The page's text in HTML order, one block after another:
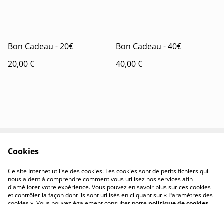
Bon Cadeau - 20€
20,00 €
Bon Cadeau - 40€
40,00 €
Politique de
confidentialité
Politique de cookies
Cookies
Ce site Internet utilise des cookies. Les cookies sont de petits fichiers qui
nous aident à comprendre comment vous utilisez nos services afin
d'améliorer votre expérience. Vous pouvez en savoir plus sur ces cookies
et contrôler la façon dont ils sont utilisés en cliquant sur « Paramètres des